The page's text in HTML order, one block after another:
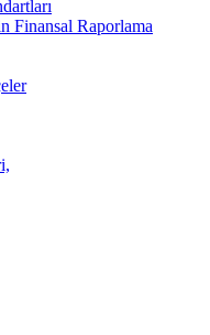
Finansal Raporlama